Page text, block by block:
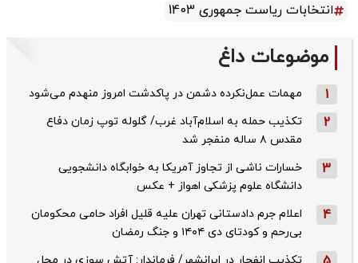
انتخابات ریاست جمهوری 1403
موضوعات داغ
1 مهمات عمل‌نکرده دشمن در پاکدشت امروز منهدم می‌شود
2
تکذیب حمله به اسلام‌آباد غرب/ گلوله توپ زمان دفاع
مقدس ۸ ساله منفجر شد
3
خسارات ناشی از تجاوز آمریکا به خوابگاه دانشجویی
دانشگاه علوم پزشکی اهواز + عکس
4
اعلام جرم دادستانی تهران علیه قلیل افراد حامی محکومان
بی‌رحم و کودتای دی‌ ۱۴۰۴ و جنگ رمضان